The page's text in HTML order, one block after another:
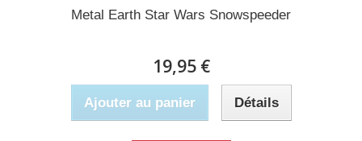
Metal Earth Star Wars Snowspeeder
19,95 €
Ajouter au panier Détails